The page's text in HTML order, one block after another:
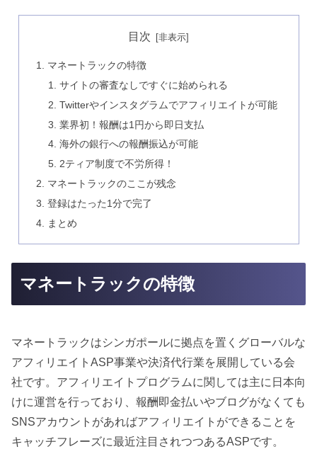
目次
マネートラックの特徴
サイトの審査なしですぐに始められる
Twitterやインスタグラムでアフィリエイトが可能
業界初！報酬は1円から即日支払
海外の銀行への報酬振込が可能
2ティア制度で不労所得！
マネートラックのここが残念
登録はたった1分で完了
まとめ
マネートラックの特徴
マネートラックはシンガポールに拠点を置くグローバルな
アフィリエイトASP事業や決済代行業を展開している会
社です。アフィリエイトプログラムに関しては主に日本向
けに運営を行っており、報酬即金払いやブログがなくても
SNSアカウントがあればアフィリエイトができることを
キャッチフレーズに最近注目されつつあるASPです。